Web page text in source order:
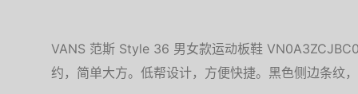
VANS 范斯 Style 36 男女款运动板鞋
约，简单大方。低帮设计，方便快捷。黑色侧边条纹